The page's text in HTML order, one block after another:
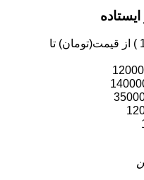
عنوان( به روز رسانی سال 1400 ) از قیمت(تومان) تا